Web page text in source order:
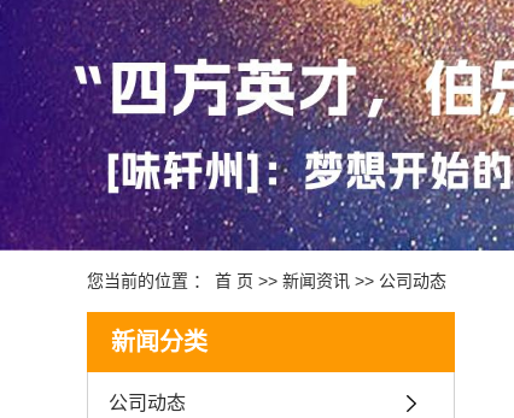
您当前的位置 ： 首 页 >> 新闻资讯 >> 公司动态
新闻分类
公司动态